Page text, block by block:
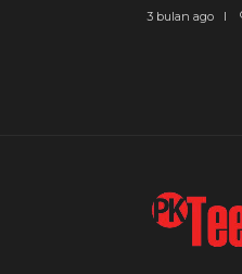
3 bulan ago